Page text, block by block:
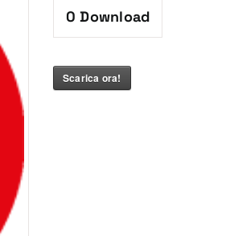
0 Download
Scarica ora!